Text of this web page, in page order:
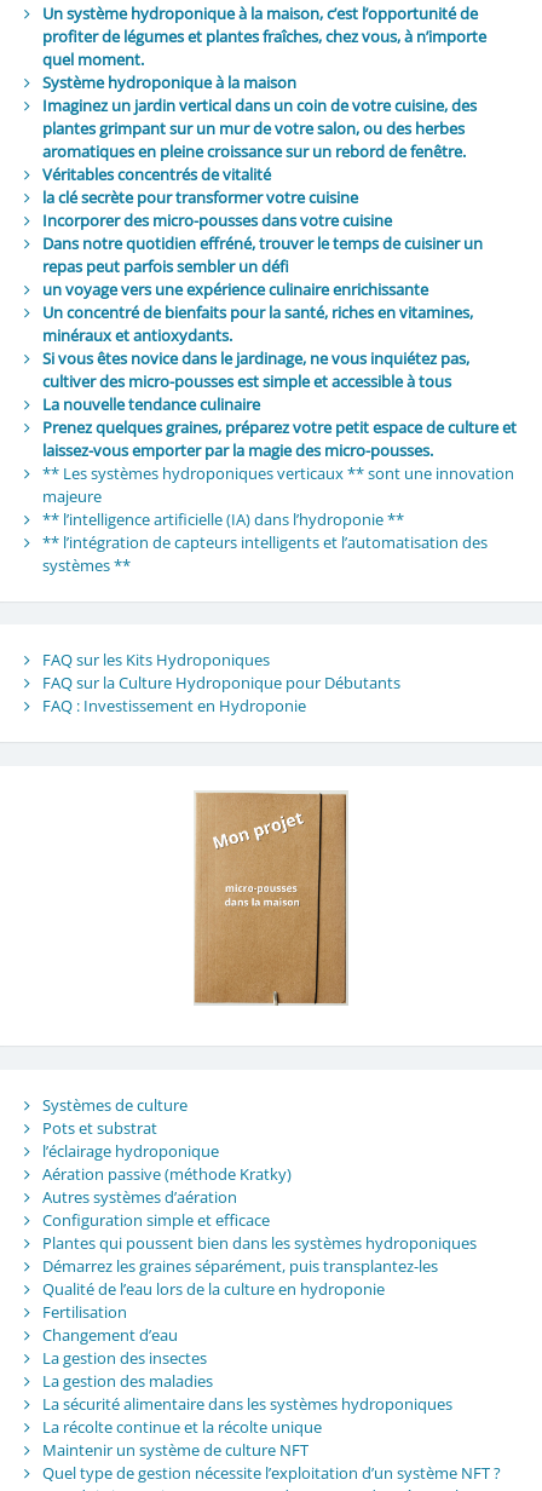
Un système hydroponique à la maison, c’est l’opportunité de
profiter de légumes et plantes fraîches, chez vous, à n’importe
quel moment.
Système hydroponique à la maison
Imaginez un jardin vertical dans un coin de votre cuisine, des
plantes grimpant sur un mur de votre salon, ou des herbes
aromatiques en pleine croissance sur un rebord de fenêtre.
Véritables concentrés de vitalité
la clé secrète pour transformer votre cuisine
Incorporer des micro-pousses dans votre cuisine
Dans notre quotidien effréné, trouver le temps de cuisiner un
repas peut parfois sembler un défi
un voyage vers une expérience culinaire enrichissante
Un concentré de bienfaits pour la santé, riches en vitamines,
minéraux et antioxydants.
Si vous êtes novice dans le jardinage, ne vous inquiétez pas,
cultiver des micro-pousses est simple et accessible à tous
La nouvelle tendance culinaire
Prenez quelques graines, préparez votre petit espace de culture et
laissez-vous emporter par la magie des micro-pousses.
** Les systèmes hydroponiques verticaux ** sont une innovation
majeure
** l’intelligence artificielle (IA) dans l’hydroponie **
** l’intégration de capteurs intelligents et l’automatisation des
systèmes **
FAQ sur les Kits Hydroponiques
FAQ sur la Culture Hydroponique pour Débutants
FAQ : Investissement en Hydroponie
Systèmes de culture
Pots et substrat
l’éclairage hydroponique
Aération passive (méthode Kratky)
Autres systèmes d’aération
Configuration simple et efficace
Plantes qui poussent bien dans les systèmes hydroponiques
Démarrez les graines séparément, puis transplantez-les
Qualité de l’eau lors de la culture en hydroponie
Fertilisation
Changement d’eau
La gestion des insectes
La gestion des maladies
La sécurité alimentaire dans les systèmes hydroponiques
La récolte continue et la récolte unique
Maintenir un système de culture NFT
Quel type de gestion nécessite l’exploitation d’un système NFT ?